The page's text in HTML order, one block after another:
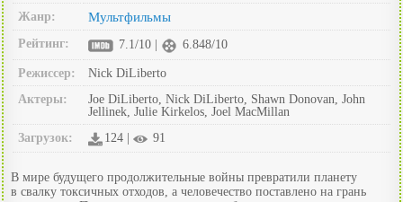
Жанр:
Мультфильмы
Рейтинг: 7.1/10 | 6.848/10
Режиссер:
Nick DiLiberto
Актеры:
Joe DiLiberto, Nick DiLiberto, Shawn Donovan, John
Jellinek, Julie Kirkelos, Joel MacMillan
Загрузок:
124 | 91
В мире будущего продолжительные войны превратили планету
в свалку токсичных отходов, а человечество поставлено на грань